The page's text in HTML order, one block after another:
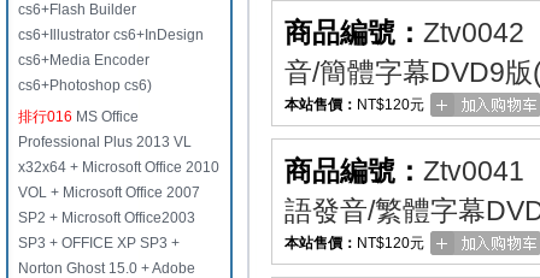
cs6+Flash Builder
cs6+Illustrator cs6+InDesign
cs6+Media Encoder
cs6+Photoshop cs6)
排行016 MS Office
Professional Plus 2013 VL
x32x64 + Microsoft Office 2010
VOL + Microsoft Office 2007
SP2 + Microsoft Office2003
SP3 + OFFICE XP SP3 +
Norton Ghost 15.0 + Adobe
商品編號： Ztv0042
音/簡體字幕DVD9
本站售價： NT$120元
商品編號： Ztv0041
語發音/繁體字幕
本站售價： NT$120元